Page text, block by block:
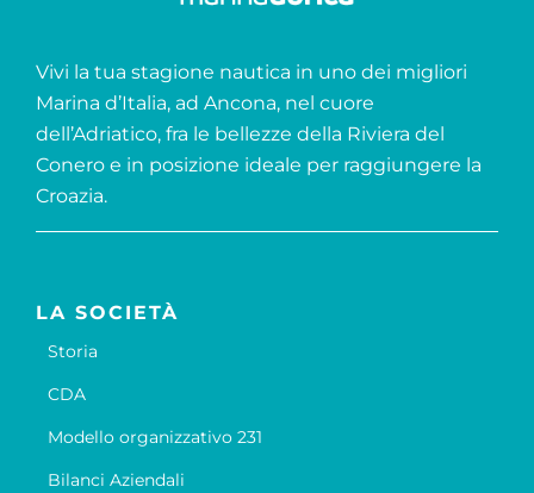
Vivi la tua stagione nautica in uno dei migliori
Marina d’Italia, ad Ancona, nel cuore
dell’Adriatico, fra le bellezze della Riviera del
Conero e in posizione ideale per raggiungere la
Croazia.
LA SOCIETÀ
Storia
CDA
Modello organizzativo 231
Bilanci Aziendali